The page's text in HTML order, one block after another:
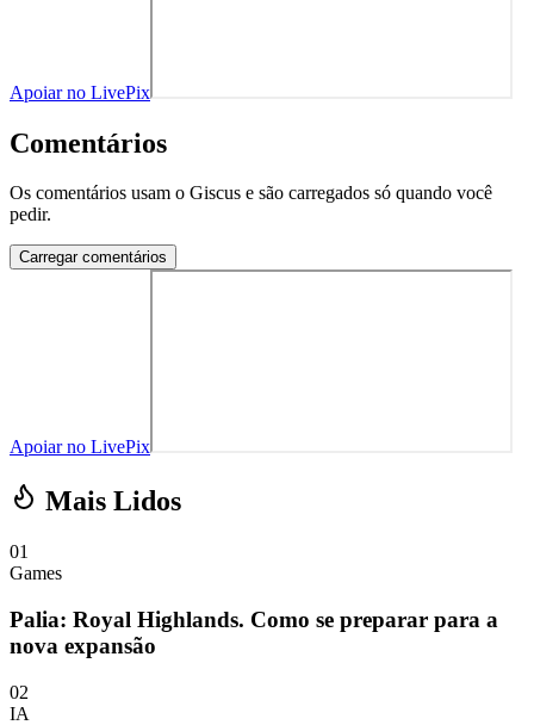
Apoiar no LivePix
Comentários
Os comentários usam o Giscus e são carregados só quando você
pedir.
Carregar comentários
Apoiar no LivePix
Mais Lidos
01
Games
Palia: Royal Highlands. Como se preparar para a
nova expansão
02
IA